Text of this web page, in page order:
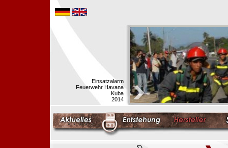
Einsatzalarm
Feuerwehr Havana
Kuba
2014